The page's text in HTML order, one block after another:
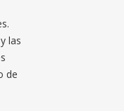
las
de